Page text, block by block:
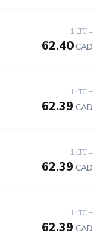
1 LTC =
62.40CAD
1 LTC =
62.39 CAD
1 LTC =
62.39 CAD
1 LTC =
62.39 CAD